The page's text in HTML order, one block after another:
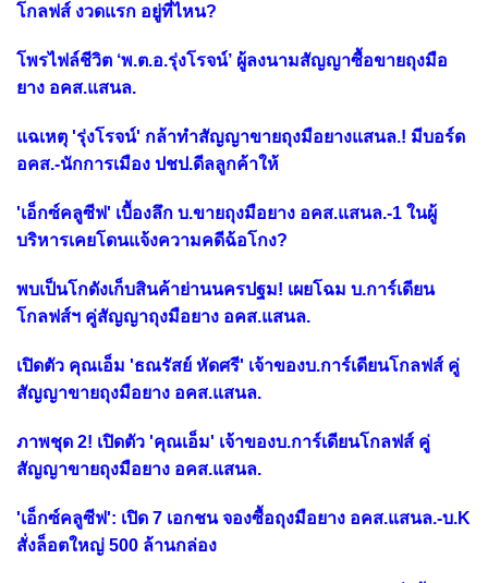
โกลฟส์ งวดแรก อยู่ที่ไหน?
โพรไฟล์ชีวิต ‘พ.ต.อ.รุ่งโรจน์’ ผู้ลงนามสัญญาซื้อขายถุงมือ
ยาง อคส.แสนล.
แฉเหตุ 'รุ่งโรจน์' กล้าทำสัญญาขายถุงมือยางแสนล.! มีบอร์ด
อคส.-นักการเมือง ปชป.ดีลลูกค้าให้
'เอ็กซ์คลูซีฟ' เบื้องลึก บ.ขายถุงมือยาง อคส.แสนล.-1 ในผู้
บริหารเคยโดนแจ้งความคดีฉ้อโกง?
พบเป็นโกดังเก็บสินค้าย่านนครปฐม! เผยโฉม บ.การ์เดียน
โกลฟส์ฯ คู่สัญญาถุงมือยาง อคส.แสนล.
เปิดตัว คุณเอ็ม 'ธณรัสย์ หัดศรี' เจ้าของบ.การ์เดียนโกลฟส์ คู่
สัญญาขายถุงมือยาง อคส.แสนล.
ภาพชุด 2! เปิดตัว 'คุณเอ็ม' เจ้าของบ.การ์เดียนโกลฟส์ คู่
สัญญาขายถุงมือยาง อคส.แสนล.
'เอ็กซ์คลูซีฟ': เปิด 7 เอกชน จองซื้อถุงมือยาง อคส.แสนล.-บ.K
สั่งล็อตใหญ่ 500 ล้านกล่อง